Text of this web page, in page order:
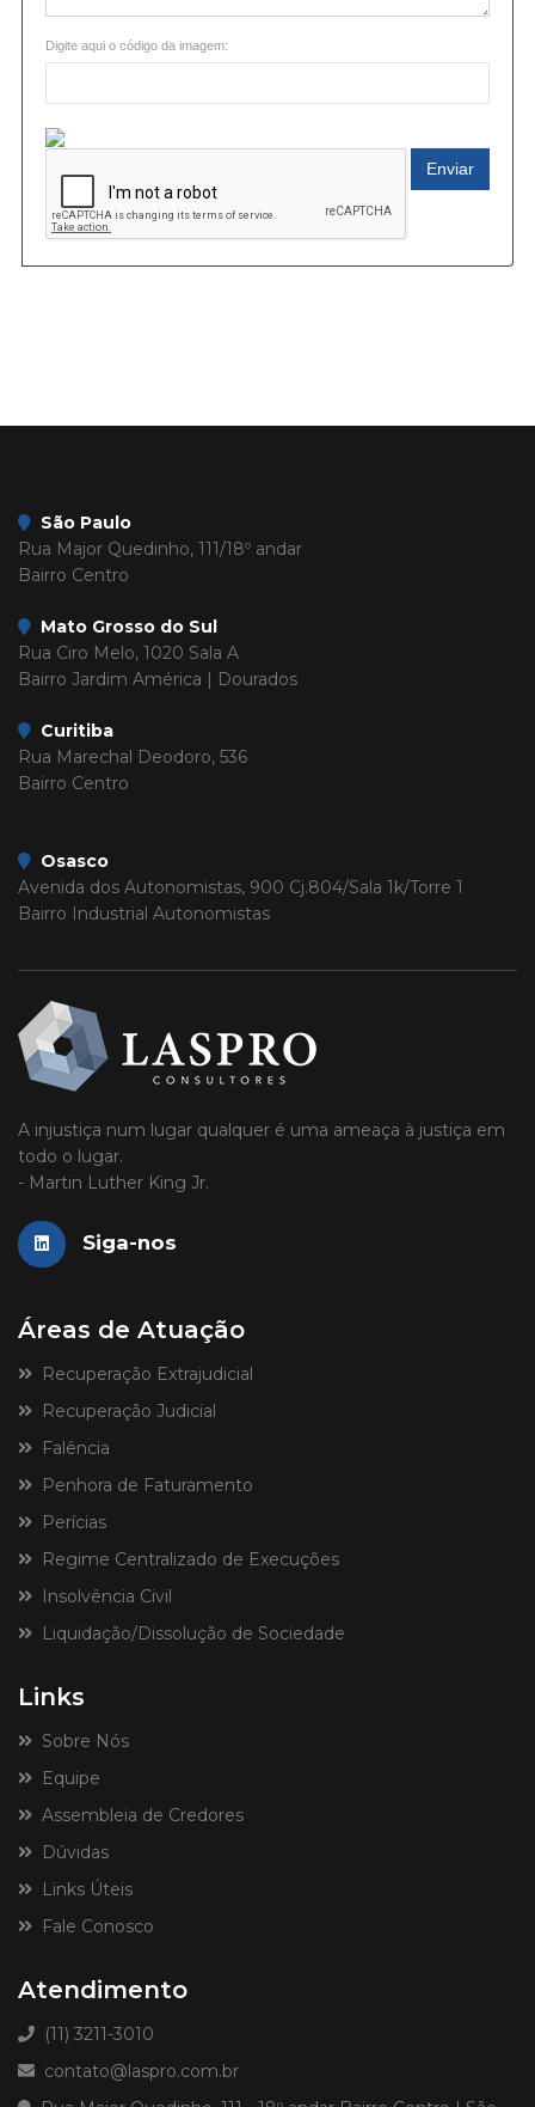
Digite aqui o código da imagem:
Enviar
São Paulo
Rua Major Quedinho, 111/18º andar
Bairro Centro
Mato Grosso do Sul
Rua Ciro Melo, 1020 Sala A
Bairro Jardim América | Dourados
Curitiba
Rua Marechal Deodoro, 536
Bairro Centro
Osasco
Avenida dos Autonomistas, 900 Cj.804/Sala 1k/Torre 1
Bairro Industrial Autonomistas
A injustiça num lugar qualquer é uma ameaça à justiça em
todo o lugar.
- Martin Luther King Jr.
Siga-nos
Áreas de Atuação
Recuperação Extrajudicial
Recuperação Judicial
Falência
Penhora de Faturamento
Perícias
Regime Centralizado de Execuções
Insolvência Civil
Liquidação/Dissolução de Sociedade
Links
Sobre Nós
Equipe
Assembleia de Credores
Dúvidas
Links Úteis
Fale Conosco
Atendimento
(11) 3211-3010
contato@laspro.com.br